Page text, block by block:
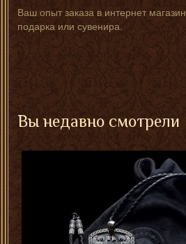
Ваш опыт заказа в интернет
подарка или сувенира.
Вы недавно смотрели